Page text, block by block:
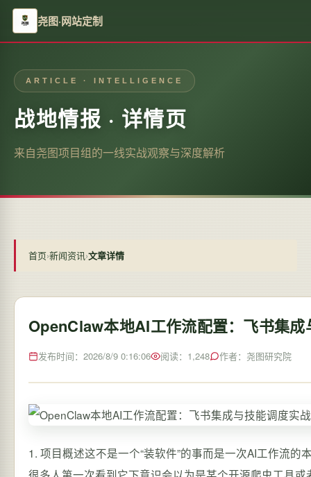
尧图·网站定制
ARTICLE · INTELLIGENCE
战地情报 · 详情页
来自尧图项目组的一线实战观察与深度解析
首页›新闻资讯›文章详情
OpenClaw本地AI工作流配置：飞书集
发布时间：2026/8/9 0:16:06 阅读：1,248 作者：尧图研究院
1. 项目概述这不是一个“装软件”的事而是一次AI工作流的本地化扎根OpenClaw 这个名字最近在技术圈里出现的频率越来越高但很多人第一次看到它下意识会以为是某个开源爬虫工具或者硬件驱动——其实完全不是。OpenClaw 是一个面向开发者和AI产品团队的本地化AI技能调度中枢它的核心价值不在于自己生成文字或画图而在于把 Claude、Codex、本地Ollama模型、Zabbix告警、飞书多维表格、甚至交换机SNMP采集脚本这些原本彼此割裂的“能力单元”用统一的命令行接口CLI和可编程的Skill定义串起来。你敲一条openclaw run --skill zabbix-alert --env prod它就能自动查Zabbix API、解析告警级别、调用飞书机器人推送带格式卡片到值班群——整个链路全在你自己的机器上跑不走任何第三方云服务。所以“OpenClaw 安装 飞书配置手册”这个标题表面看是教你怎么点几下鼠标装个程序实际拆开是三层硬核动作第一层是构建一个可信赖的本地执行环境Python虚拟环境隔离、Git凭证安全存储、CLI权限管控第二层是打通企业级通信枢纽的认证与权限体系飞书开放平台的Bot创建、IP白名单、事件订阅、消息加解密第三层是完成技能Skill的语义对齐与上下文注入比如飞书收到的“我查数据库慢查询”这句话怎么被OpenClaw准确识别为触发mysql-slowlog这个Skill并自动填入当前群聊ID、发起人OpenID、时间窗口等上下文参数。我去年在给一家做工业IoT的客户做POC时就卡在第三层整整三天——不是代码报错而是飞书发来的事件体里chat_type字段在单聊和群聊场景下值不同而OpenClaw默认模板只处理了group类型导致私聊指令全部静默。这种坑官方文档不会写Stack Overflow也搜不到只能靠实操日志一行行比对。你不需要是飞书开放平台的认证开发者才能开始但必须清楚自己要解决什么问题是想让运维同学在飞书群里直接输入/deploy staging就触发Jenkins流水线还是让产品经理用自然语言查多维表格里的需求排期又或者把Zabbix的High级别告警自动转成飞书待办并指派给对应负责人目标越具体配置过程中的取舍就越清晰。比如如果你只需要单向推送Zabbix→飞书那根本不用配飞书的event_callback省掉HTTPS证书、签名验证、重试机制这一整套复杂逻辑但如果你要做双向交互用户在飞书点按钮→OpenClaw调API→返回结果到同一消息中那message_id的幂等性校验、updateMessage接口的频率限制、飞书卡片按钮的action_id映射每一个都是绕不开的坎。这篇手册就是把我踩过的所有这类“非报错型故障”——那些让系统看起来运行正常、但关键功能就是不生效的隐形陷阱——全部摊开讲透。2. 环境准备与安装实操为什么必须用venv而不是全局pip以及Git配置里藏着的三个致命细节2.1 Python环境拒绝“python -m pip install”从venv开始就是一场信任重建OpenClaw 的底层依赖非常“诚实”它不封装、不魔改直接暴露Python生态的原始水位线。这意味着你机器上已有的全局pip包版本、系统级SSL证书、甚至/usr/local/bin下的软链接都会成为安装失败的伏笔。我见过最典型的案例是一位同事在Mac上用Homebrew装的Python 3.11which python3指向/opt/homebrew/bin/python3但pip3 list却显示一堆-e开头的editable安装包——那是他之前用pip install -e .调试某个项目留下的。结果pip install openclaw时pip试图升级pydantic到2.6而那个editable包锁死在1.10直接报ERROR: Cannot uninstall pydantic。这种冲突全局环境里永远理不清。正确姿势只有一条用venv创建绝对干净的沙盒。注意不是virtualenv也不是conda就是Python 3.3自带的venv模块。原因很简单OpenClaw的CI流程全部基于venv测试它的pyproject.toml里requires-python 3.9的约束在venv里能100%复现。操作步骤如下# 创建独立环境路径别用空格或中文 python3 -m venv ~/openclaw-env # 激活Linux/macOS source ~/openclaw-env/bin/activate # Windows用户用这句 # ~/openclaw-env/Scripts/activate.bat # 升级pip到最新稳定版重要旧pip对pyproject.toml支持不全 pip install --upgrade pip # 此时检查应该只有pip, setuptools, wheel三个包 pip list提示venv创建后bin/activate脚本会修改PATH确保which python和which pip都指向沙盒内路径。如果pip list还看到其他包说明激活失败立刻检查source命令是否拼错或者终端是否开了新窗口没重新激活。2.2 Git配置三处不写进教程但决定你能否顺利拉取Skill仓库OpenClaw的Skill不是内置的而是通过Git URL动态加载。官方推荐的openclaw init命令本质就是git clone一个模板仓库到~/.openclaw/skills。这就引出Git配置的三个生死细节第一SSH密钥必须绑定到你的GitHub账号且不能是Gist专用密钥。很多教程教你ssh-keygen -t ed25519 -C your_emailexample.com但没说后续ssh-add ~/.ssh/id_ed25519后必须用ssh -T gitgithub.com验证返回Hi username! Youve successfully authenticated...。我曾因公司电脑的SSH代理配置错误导致git clone卡在Resolving deltas阶段长达8分钟最后发现是~/.ssh/config里ProxyCommand指向了一个已失效的跳板机。第二全局user.name和user.email必须与GitHub账号完全一致。OpenClaw在初始化Skill仓库时会用git config --global user.name的值作为Skill作者署名。如果这里填的是公司邮箱而GitHub账号绑定的是个人Gmail后续你提交Skill修改时GitHub会显示“unverified email”导致PR无法合并——这在团队协作中是硬伤。第三必须设置core.autocrlf。Windows用户尤其注意git config --global core.autocrlf true换行符自动转换Linux/macOS用户设为input仅提交时转换。否则你在Windows上编辑的skill.yaml文件换行符变成CRLF推送到GitHub后Linux服务器拉取时openclaw解析YAML会报yaml.scanner.ScannerError: while scanning for the next token——因为YAML规范严格要求LF。2.3 OpenClaw安装避开PyPI镜像的“版本幻觉”直接pip install openclaw看似最简单但存在两个隐患一是PyPI上的openclaw包可能滞后于GitHub主干分支比如你看到热词里有openclaw skill但PyPI最新版还没集成Skill CLI子命令二是国内镜像源如清华、豆瓣有时会缓存旧版本的wheel包导致安装的其实是半年前的0.8.2而非最新的0.9.4。我的建议是强制从GitHub安装主干分支。命令只有一行但包含了关键防护pip install --no-deps --force-reinstall githttps://github.com/openclaw/openclaw.gitmain#eggopenclaw解释一下参数--no-deps先不装依赖避免pip自动降级已有包比如它可能把你的requests 2.31强行换成2.28--force-reinstall覆盖已存在版本防止残留旧文件githttps://...main明确指定main分支不是release tag确保拿到最新特性#eggopenclaw告诉pip这个包的名称否则它会按仓库名openclaw-openclaw来注册。装完后立刻验证openclaw --version # 应输出类似 0.9.4gabc123 openclaw help # 确认help文本里有skill子命令如果openclaw --version报command not found说明venv的bin目录没在PATH里——回到2.1节重新source激活。3. 飞书开放平台配置全流程从Bot创建到事件订阅每一步背后的权限逻辑3.1 创建Bot为什么“自建应用”比“小程序”更合适以及App ID/App Secret的保管铁律OpenClaw对接飞书必须走“自建应用”路径而非“小程序”。原因在于权限粒度小程序的Bot权限是预设的比如只能发消息、不能读群成员而OpenClaw需要的权限是动态组合的——查多维表格要bitable:readonly发消息要im:message:send读群成员要contact:chat:readonly。只有“自建应用”允许你勾选任意权限集并在后续的openclaw config命令里精确映射。创建步骤登录飞书开放平台 https://open.feishu.cn/点击右上角【创建应用】→ 选择【自建应用】→ 填写应用名称建议含openclaw-prod字样方便后期审计进入【机器人】标签页 → 【添加机器人】→